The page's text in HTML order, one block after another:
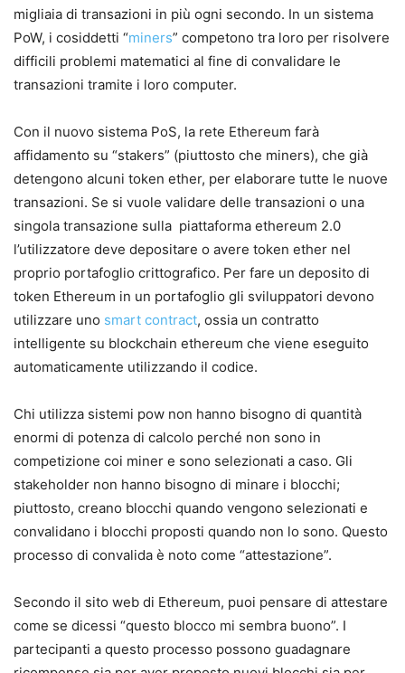
migliaia di transazioni in più ogni secondo. In un sistema
PoW, i cosiddetti “miners” competono tra loro per risolvere
difficili problemi matematici al fine di convalidare le
transazioni tramite i loro computer.
Con il nuovo sistema PoS, la rete Ethereum farà
affidamento su “stakers” (piuttosto che miners), che già
detengono alcuni token ether, per elaborare tutte le nuove
transazioni. Se si vuole validare delle transazioni o una
singola transazione sulla piattaforma ethereum 2.0
l’utilizzatore deve depositare o avere token ether nel
proprio portafoglio crittografico. Per fare un deposito di
token Ethereum in un portafoglio gli sviluppatori devono
utilizzare uno smart contract, ossia un contratto
intelligente su blockchain ethereum che viene eseguito
automaticamente utilizzando il codice.
Chi utilizza sistemi pow non hanno bisogno di quantità
enormi di potenza di calcolo perché non sono in
competizione coi miner e sono selezionati a caso. Gli
stakeholder non hanno bisogno di minare i blocchi;
piuttosto, creano blocchi quando vengono selezionati e
convalidano i blocchi proposti quando non lo sono. Questo
processo di convalida è noto come “attestazione”.
Secondo il sito web di Ethereum, puoi pensare di attestare
come se dicessi “questo blocco mi sembra buono”. I
partecipanti a questo processo possono guadagnare